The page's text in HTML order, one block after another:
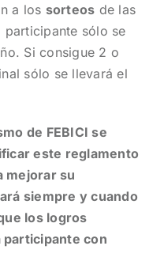
a los sorteos de las
participante sólo se
Si consigue 2 o
sólo se llevará el
de FEBICI se
este reglamento
mejorar su
siempre y cuando
los logros
con